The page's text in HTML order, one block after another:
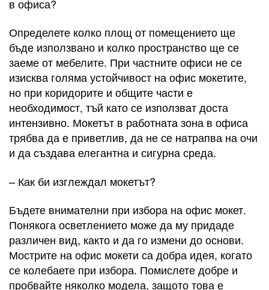
в офиса?
Определете колко площ от помещението ще
бъде използвано и колко пространство ще се
заеме от мебелите. При частните офиси не се
изисква голяма устойчивост на офис мокетите,
но при коридорите и общите части е
необходимост, тъй като се използват доста
интензивно. Мокетът в работната зона в офиса
трябва да е приветлив, да не се натрапва на очи
и да създава елегантна и сигурна среда.
– Как би изглеждал мокетът?
Бъдете внимателни при избора на офис мокет.
Понякога осветлението може да му придаде
различен вид, както и да го измени до основи.
Мострите на офис мокети са добра идея, когато
се колебаете при избора. Помислете добре и
пробвайте няколко модела, защото това е